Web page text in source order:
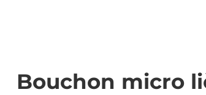
Bouchon micro